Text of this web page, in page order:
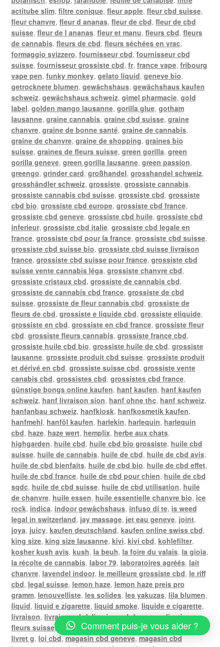
actitube slim, filtre conique, fleur apple, fleur cbd suisse,
fleur chanvre, fleur d ananas, fleur de cbd, fleur de cbd
suisse, fleur de l ananas, fleur et manu, fleurs cbd, fleurs
de cannabis, fleurs de cbd, fleurs séchées en vrac,
formaggio svizzero, fournisseur cbd, fournisseur cbd
suisse, fournisseur grossiste cbd, fr, france vape, fribourg
vape pen, funky monkey, gelato liquid, geneve bio,
getrocknete blumen, gewächshaus, gewächshaus kaufen
schweiz, gewächshaus schweiz, gimel pharmacie, gold
label, golden mango lausanne, gorilla glue, gotham
lausanne, graine cannabis, graine cbd suisse, graine
chanvre, graine de bonne santé, graine de cannabis,
graine de chanvre, graine de shopping, graines bio
suisse, graines de fleurs suisse, green gorilla, green
gorilla geneve, green gorilla lausanne, green passion,
greengo, grinder card, großhandel, grosshandel schweiz,
grosshändler schweiz, grossiste, grossiste cannabis,
grossiste cannabis cbd suisse, grossiste cbd, grossiste
cbd bio, grossiste cbd europe, grossiste cbd france,
grossiste cbd geneve, grossiste cbd huile, grossiste cbd
inferieur, grossiste cbd italie, grossiste cbd legale en
france, grossiste cbd pour la france, grossiste cbd suisse,
grossiste cbd suisse bio, grossiste cbd suisse livraison
france, grossiste cbd suisse pour france, grossiste cbd
suisse vente cannabis léga, grossiste chanvre cbd,
grossiste cristaux cbd, grossiste de cannabis cbd,
grossiste de cannabis cbd france, grossiste de cbd
suisse, grossiste de fleur cannabis cbd, grossiste de
fleurs de cbd, grossiste e liquide cbd, grossiste eliquide,
grossiste en cbd, grossiste en cbd france, grossiste fleur
cbd, grossiste fleurs cannabis, grossiste france cbd,
grossiste huile cbd bio, grossiste huile de cbd, grossiste
lausanne, grossiste produit cbd suisse, grossiste produit
et dérivé en cbd, grossiste suisse cbd, grossiste vente
canabis cbd, grossistes cbd, grossistes cbd france,
günstige bongs online kaufen, hanf kaufen, hanf kaufen
schweiz, hanf livraison sion, hanf ohne thc, hanf schweiz,
hanfanbau schweiz, hanfkiosk, hanfkosmetik kaufen,
hanfmehl, hanföl kaufen, harlekin, harlequin, harlequin
cbd, haze, haze wert, hemplix, herbe aux chats,
highgarden, huile cbd, huile cbd bio grossiste, huile cbd
suisse, huile de cannabis, huile de cbd, huile de cbd avis,
huile de cbd bienfaits, huile de cbd bio, huile de cbd effet,
huile de cbd france, huile de cbd pour chien, huile de cbd
sqdc, huile de cbd suisse, huile de cbd utilisation, huile
de chanvre, huile essen, huile essentielle chanvre bio, ice
rock, indica, indoor gewächshaus, infuso di te, is weed
legal in switzerland, jay massage, jet eau geneve, joint,
joya, juicy, kaufen deutschland, kaufen online swiss cbd,
king size, king size lausanne, kivi, kivi cbd, kohlefilter,
kosher kush avis, kush, la beuh, la foire du valais, la gioia,
la récolte de cannabis, labor 79, laboratoires agréés, lait
chanvre, lavendel indoor, le meilleure grossiste cbd, le riff
cbd, legal suisse, lemon haze, lemon haze preis pro
gramm, lenouvelliste, les solides, les yakuzas, lila blumen,
liquid, liquid e zigarette, liquid smoke, liquide e cigarette,
livraison, livraison cbd,livraison cbd geneve,livraison
fleurs suisse, livraison gratuite poste,livraison weed,
livret g, loi cbd,magasin cbd geneve,magasin cbd
Comment puis-je vous aider ?